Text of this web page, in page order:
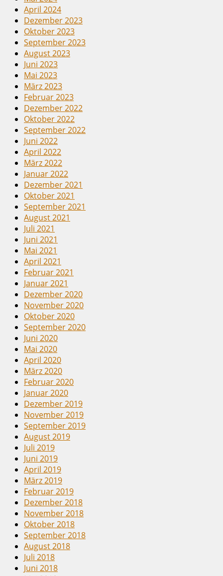
April 2024
Dezember 2023
Oktober 2023
September 2023
August 2023
Juni 2023
Mai 2023
März 2023
Februar 2023
Dezember 2022
Oktober 2022
September 2022
Juni 2022
April 2022
März 2022
Januar 2022
Dezember 2021
Oktober 2021
September 2021
August 2021
Juli 2021
Juni 2021
Mai 2021
April 2021
Februar 2021
Januar 2021
Dezember 2020
November 2020
Oktober 2020
September 2020
Juni 2020
Mai 2020
April 2020
März 2020
Februar 2020
Januar 2020
Dezember 2019
November 2019
September 2019
August 2019
Juli 2019
Juni 2019
April 2019
März 2019
Februar 2019
Dezember 2018
November 2018
Oktober 2018
September 2018
August 2018
Juli 2018
Juni 2018